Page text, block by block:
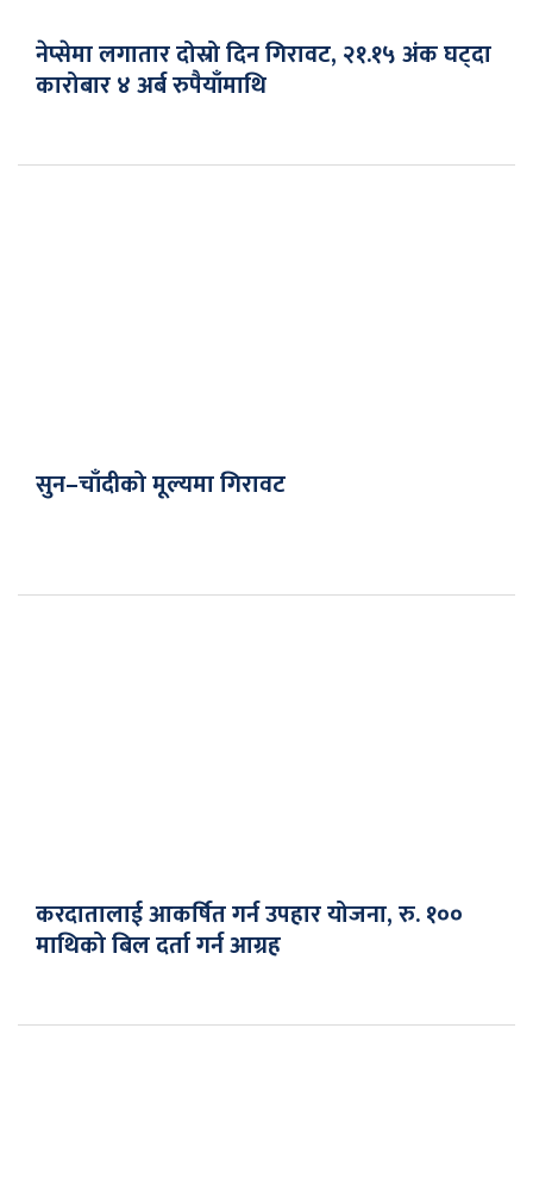
नेप्सेमा लगातार दोस्रो दिन गिरावट, २१.१५ अंक घट्दा
कारोबार ४ अर्ब रुपैयाँमाथि
सुन–चाँदीको मूल्यमा गिरावट
करदातालाई आकर्षित गर्न उपहार योजना, रु. १००
माथिको बिल दर्ता गर्न आग्रह